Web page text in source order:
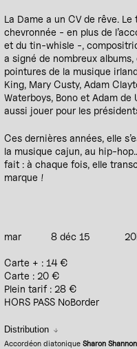
La Dame a un CV de rêve.
chevronnée - en plus de
et du tin-whisle -,
a signé de nombreux
pointures de la musique
King, Mary Custy, Adam
Waterboys, Bono et Adam de
aussi jouer pour les
Ces dernières années, elle
la musique cajun, au hip-
fait : à chaque fois, elle
marque !
mar 8 déc 15
Carte + : 14 €
Carte : 20 €
Plein tarif : 28 €
HORS PASS NoBorder
Distribution
Accordéon diatonique Sharon Shannon